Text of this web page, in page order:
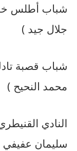
شباب أطلس
جلال جيد )
شباب قصبة
محمد النحيح )
النادي
سليمان عفيفي